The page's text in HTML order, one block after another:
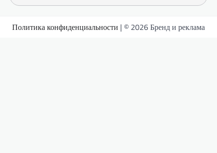
Политика конфиденциальности | © 2026 Бренд и реклама